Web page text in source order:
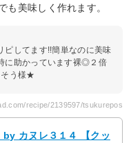
も美味しく作れます。
ピしてます!!簡単なのに美味
に助かっています裸◎２倍
そう様★
recipe/2139597/tsukurepos
カヌレ３１４ 【クッ